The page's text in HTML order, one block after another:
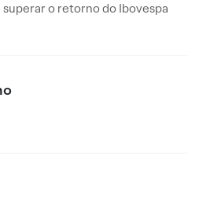
superar o retorno do Ibovespa